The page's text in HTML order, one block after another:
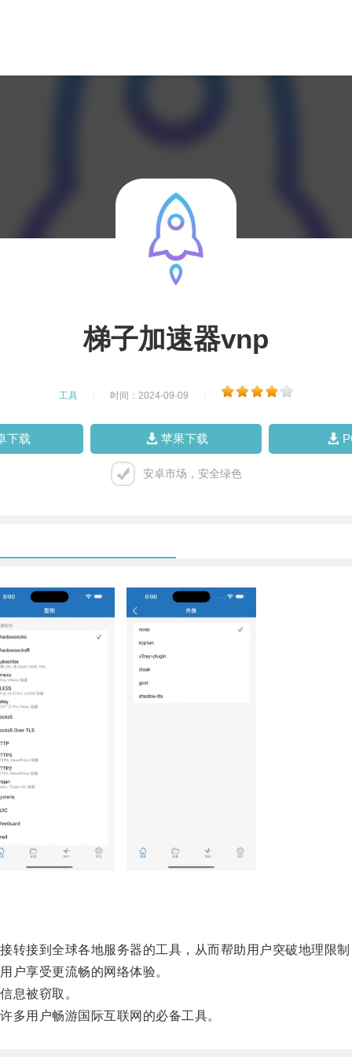
梯子加速器vnp
工具 时间：2024-09-09
下载 苹果下载
安卓市场，安全绿色
到全球各地服务器的工具，从而帮助用户突破地理限制
享受更流畅的网络体验。
被窃取。
用户畅游国际互联网的必备工具。